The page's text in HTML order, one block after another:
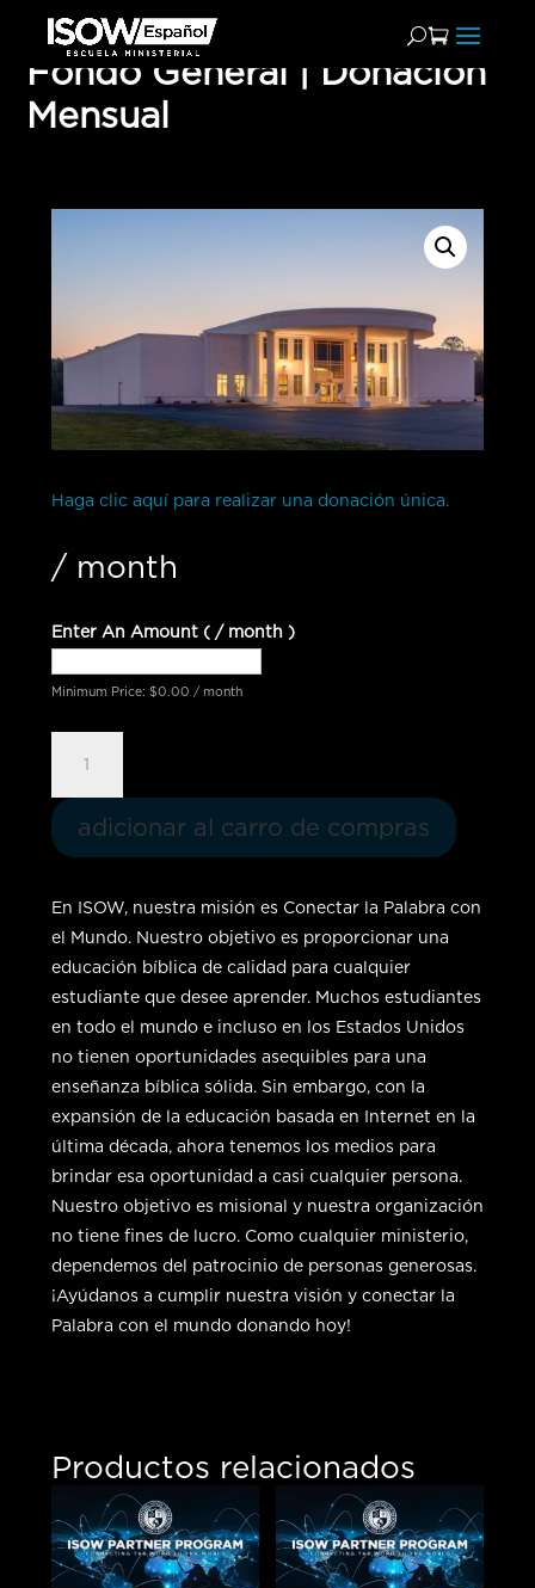
Fondo General | Donación
Mensual
Haga clic aquí para realizar una donación única.
/ month
Enter An Amount ( / month )
Minimum Price: $0.00 / month
Fund
Monthly
adicionar al carro de compras
En ISOW, nuestra misión es Conectar la Palabra con
el Mundo. Nuestro objetivo es proporcionar una
educación bíblica de calidad para cualquier
estudiante que desee aprender. Muchos estudiantes
en todo el mundo e incluso en los Estados Unidos
no tienen oportunidades asequibles para una
enseñanza bíblica sólida. Sin embargo, con la
expansión de la educación basada en Internet en la
última década, ahora tenemos los medios para
brindar esa oportunidad a casi cualquier persona.
Nuestro objetivo es misional y nuestra organización
no tiene fines de lucro. Como cualquier ministerio,
dependemos del patrocinio de personas generosas.
¡Ayúdanos a cumplir nuestra visión y conectar la
Palabra con el mundo donando hoy!
Productos relacionados